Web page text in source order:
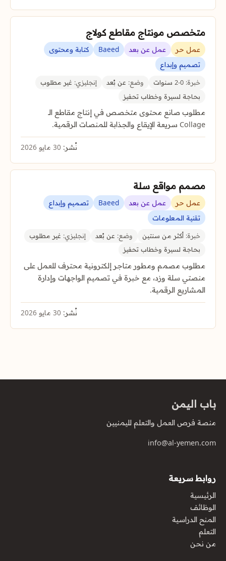
متخصص مونتاج مقاطع كولاج
عمل حر عمل عن بعد Baeed
كتابة ومحتوى
تصميم وإبداع
خبرة: وضع: عن بُعد إنجليزي: غير مطلوب
بحاجة لسيرة وخطاب تحفيز
مطلوب صانع محتوى متخصص في إنتاج مقاطع الـ
Collage سريعة الإيقاع والجذابة للمنصات الرقمية.
نُشر:
مصمم مواقع سلة
عمل حر عمل عن بعد Baeed
تصميم وإبداع
تقنية المعلومات
خبرة: أكثر من سنتين وضع: عن بُعد إنجليزي: غير مطلوب
بحاجة لسيرة وخطاب تحفيز
مطلوب مصمم ومطور متاجر إلكترونية محترف للعمل على
منصتي سلة وزد، مع خبرة في تصميم الواجهات وإدارة
المشاريع الرقمية.
نُشر:
باب اليمن
منصة فرص العمل والتعلم لليمنيين
info@al-yemen.com
روابط سريعة
الرئيسية
الوظائف
المنح الدراسية
التعلم
من نحن